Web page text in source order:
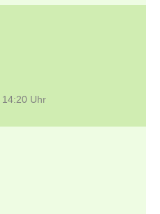
14:20 Uhr